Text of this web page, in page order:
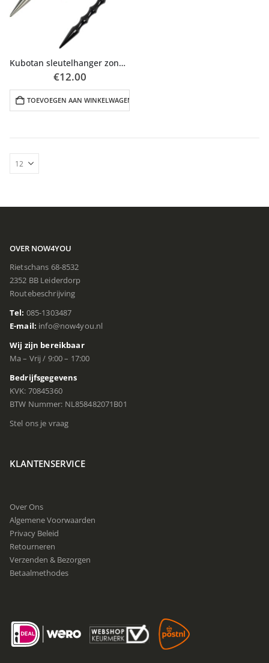
Kubotan sleutelhanger zonder punt 2x– afgerond design (legaal accessoire)
€12.00
TOEVOEGEN AAN WINKELWAGEN
OVER NOW4YOU
Rietschans 68-8532
2352 BB Leiderdorp
Routebeschrijving
Tel: 085-1303487
E-mail: info@now4you.nl
Wij zijn bereikbaar
Ma – Vrij / 9:00 – 17:00
Bedrijfsgegevens
KVK: 70845360
BTW Nummer: NL858482071B01
Stel ons je vraag
KLANTENSERVICE
Over Ons
Algemene Voorwaarden
Privacy Beleid
Retourneren
Verzenden & Bezorgen
Betaalmethodes